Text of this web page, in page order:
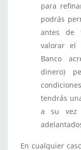
para
podrás
antes de
valorar el
Banco
dinero)
tendrás
a su vez
En cualquier